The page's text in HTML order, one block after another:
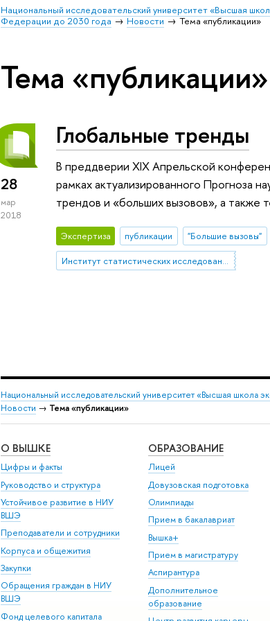
Национальный исследовательский университет «Высшая
Федерации до 2030 года
Новости Тема «публикации»
Тема «публикации»
28
мар
2018
Глобальные тренды
В преддверии XIX Апрельской
рамках актуализированного Прогноза
трендов и «больших вызовов», а также
Экспертиза публикации "Большие вызовы"
Институт статистических исследований и экономики знаний
Национальный исследовательский университет «Высшая школа
Новости → Тема «публикации»
О ВЫШКЕ
Цифры и факты
Руководство и структура
Устойчивое развитие в НИУ
ВШЭ
Преподаватели и сотрудники
Корпуса и общежития
Закупки
Обращения граждан в НИУ
ВШЭ
Фонд целевого капитала
ОБРАЗОВАНИЕ
Лицей
Довузовская подготовка
Олимпиады
Прием в бакалавриат
Вышка+
Прием в магистратуру
Аспирантура
Дополнительное
образование